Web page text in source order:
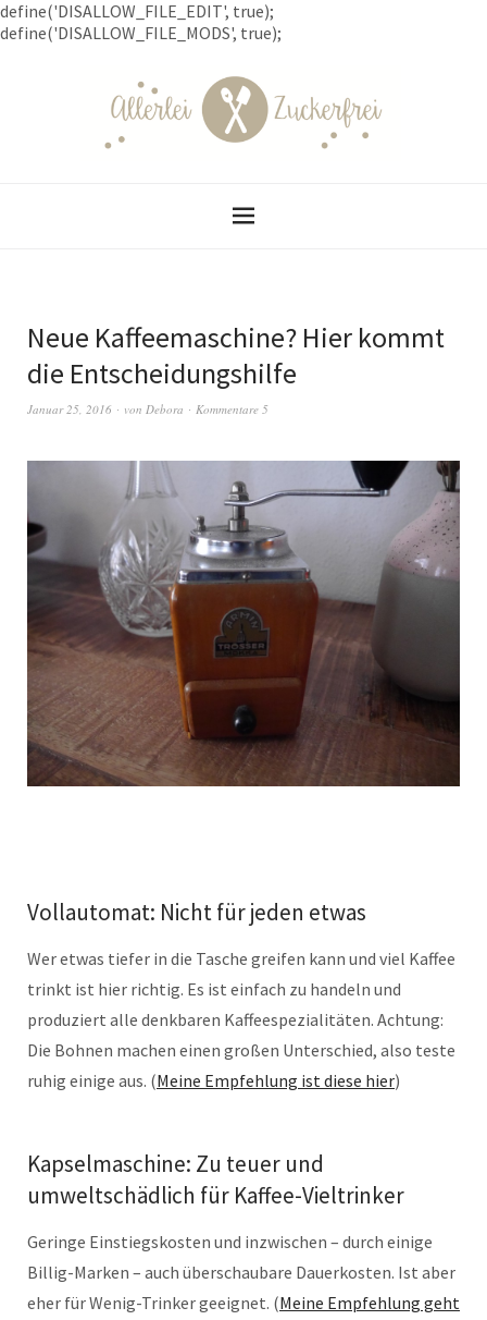
define('DISALLOW_FILE_EDIT', true);
define('DISALLOW_FILE_MODS', true);
Neue Kaffeemaschine? Hier kommt
die Entscheidungshilfe
Januar 25, 2016 von Debora Kommentare 5
Vollautomat: Nicht für jeden etwas
Wer etwas tiefer in die Tasche greifen kann und viel Kaffee
trinkt ist hier richtig. Es ist einfach zu handeln und
produziert alle denkbaren Kaffeespezialitäten. Achtung:
Die Bohnen machen einen großen Unterschied, also teste
ruhig einige aus. (Meine Empfehlung ist diese hier)
Kapselmaschine: Zu teuer und
umweltschädlich für Kaffee-Vieltrinker
Geringe Einstiegskosten und inzwischen – durch einige
Billig-Marken – auch überschaubare Dauerkosten. Ist aber
eher für Wenig-Trinker geeignet. (Meine Empfehlung geht